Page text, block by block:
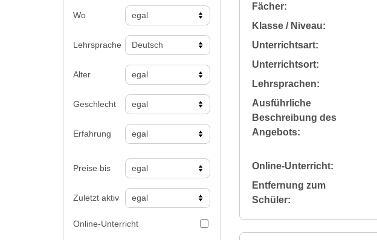
Wo
Lehrsprache
Alter
Geschlecht
Erfahrung
Preise bis
Zuletzt aktiv
Online-Unterricht
Fächer:
Klasse / Niveau:
Unterrichtsart:
Unterrichtsort:
Lehrsprachen:
Ausführliche
Beschreibung des
Angebots:
Online-Unterricht:
Entfernung zum
Schüler: